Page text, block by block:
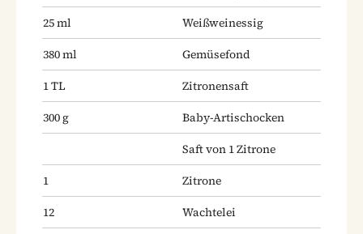
25ml
Weißweinessig
380ml
Gemüsefond
1TL
Zitronensaft
300g
Baby-Artischocken
Saft von 1 Zitrone
1
Zitrone
12
Wachtelei